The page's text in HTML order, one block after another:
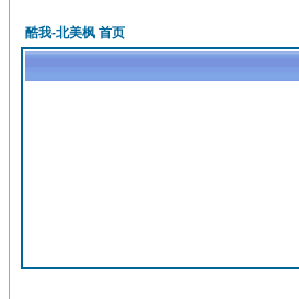
酷我-北美枫 首页